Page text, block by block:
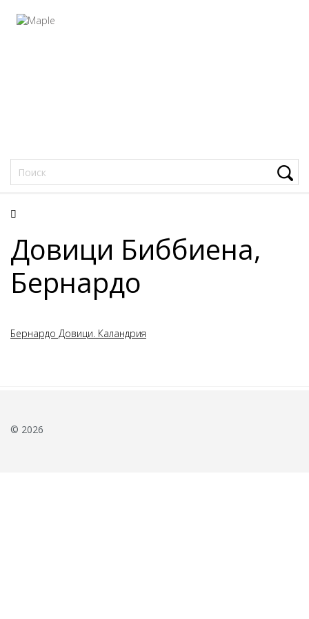
Довици Биббиена,
Бернардо
Бернардо Довици. Каландрия
© 2026